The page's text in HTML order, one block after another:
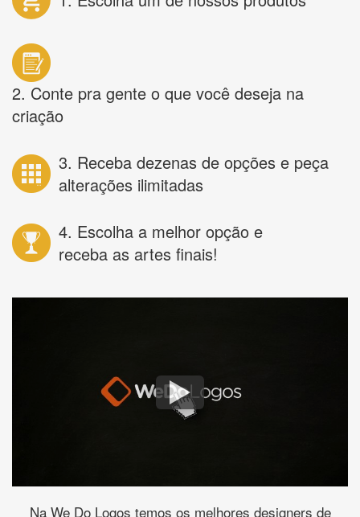
2. Conte pra gente o que você deseja na
criação
3. Receba dezenas de opções e peça
alterações ilimitadas
4. Escolha a melhor opção e
receba as artes finais!
Na We Do Logos temos os melhores designers de